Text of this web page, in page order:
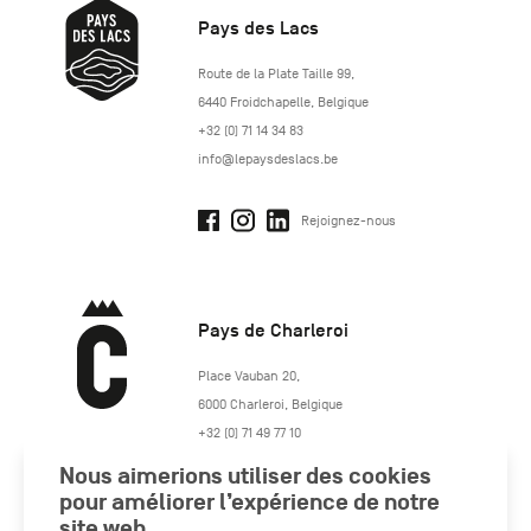
Pays des Lacs
http://www.lepaysdeslacs.be/
Route de la Plate Taille 99,
6440 Froidchapelle, Belgique
+32 (0) 71 14 34 83
info@lepaysdeslacs.be
Rejoignez-nous
Pays de Charleroi
https://www.paysdecharleroi.be/
Place Vauban 20,
6000 Charleroi Belgique
+32 (0) 71 49 77 10
Nous aimerions utiliser des cookies
pour améliorer l’expérience de notre